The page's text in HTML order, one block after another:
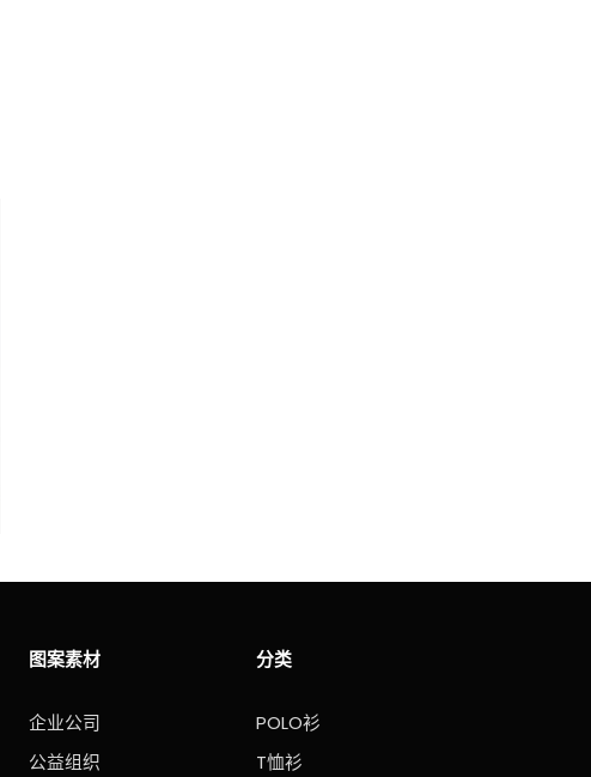
图案素材
企业公司
公益组织
分类
POLO衫
T恤衫